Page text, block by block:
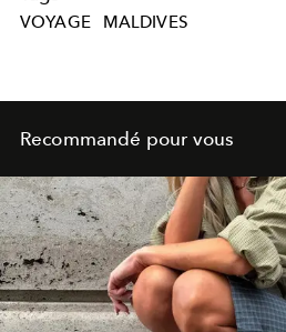
VOYAGE MALDIVES
Recommandé pour vous